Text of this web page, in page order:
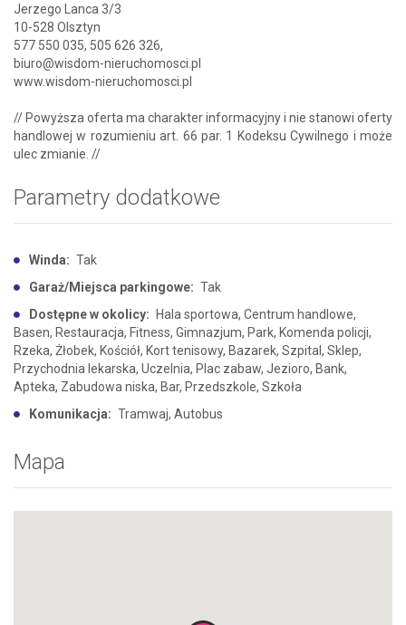
Jerzego Lanca 3/3
10-528 Olsztyn
577 550 035, 505 626 326,
biuro@wisdom-nieruchomosci.pl
www.wisdom-nieruchomosci.pl
// Powyższa oferta ma charakter informacyjny i nie stanowi oferty
handlowej w rozumieniu art. 66 par. 1 Kodeksu Cywilnego i może
ulec zmianie. //
Parametry dodatkowe
Winda: Tak
Garaż/Miejsca parkingowe: Tak
Dostępne w okolicy: Hala sportowa, Centrum handlowe,
Basen, Restauracja, Fitness, Gimnazjum, Park, Komenda policji,
Rzeka, Żłobek, Kościół, Kort tenisowy, Bazarek, Szpital, Sklep,
Przychodnia lekarska, Uczelnia, Plac zabaw, Jezioro, Bank,
Apteka, Zabudowa niska, Bar, Przedszkole, Szkoła
Komunikacja: Tramwaj, Autobus
Mapa